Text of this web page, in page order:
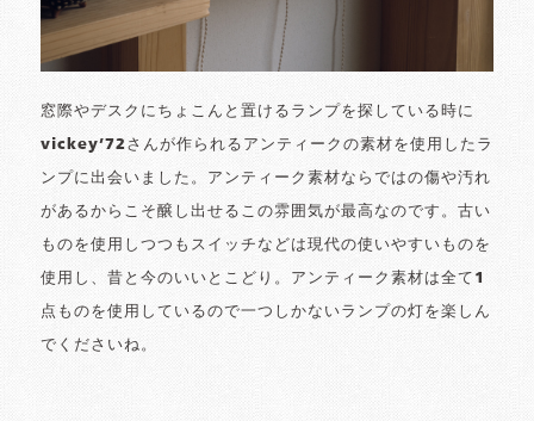
窓際やデスクにちょこんと置けるランプを探している時に
vickey’72さんが作られるアンティークの素材を使用したラ
ンプに出会いました。アンティーク素材ならではの傷や汚れ
があるからこそ醸し出せるこの雰囲気が最高なのです。古い
ものを使用しつつもスイッチなどは現代の使いやすいものを
使用し、昔と今のいいとこどり。アンティーク素材は全て1
点ものを使用しているので一つしかないランプの灯を楽しん
でくださいね。